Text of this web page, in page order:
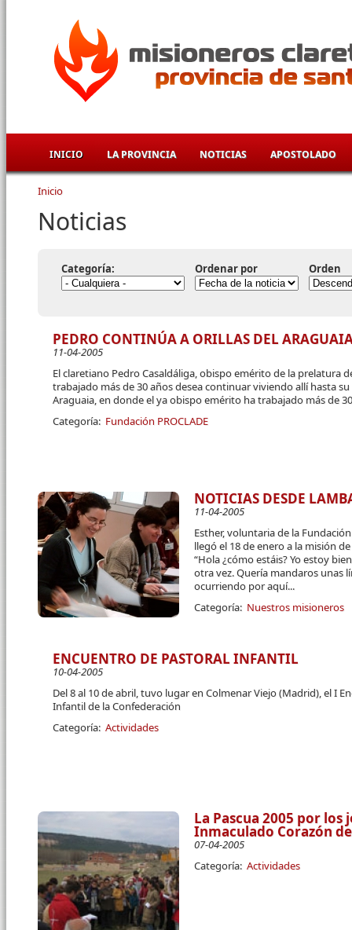
INICIO LA PROVINCIA NOTICIAS APOSTOLADO
Se encuentra usted aquí
Inicio
Noticias
Categoría: Ordenar por Orden
PEDRO CONTINÚA A ORILLAS DEL
11-04-2005
El claretiano Pedro Casaldáliga, obispo emérito de la prelatura
trabajado más de 30 años desea continuar viviendo allí hasta
Araguaia, en donde el ya obispo emérito ha trabajado más de
Categoría: Fundación PROCLADE
NOTICIAS DESDE
11-04-2005
Esther, voluntaria de la
llegó el 18 de enero a la misión
“Hola ¿cómo estáis? Yo estoy
otra vez. Quería mandaros unas
ocurriendo por aquí...
Categoría: Nuestros misioneros
ENCUENTRO DE PASTORAL INFANTIL
10-04-2005
Del 8 al 10 de abril, tuvo lugar en Colmenar Viejo (Madrid), el I
Infantil de la Confederación
Categoría: Actividades
La Pascua 2005 por
Inmaculado Corazón
07-04-2005
Categoría: Actividades